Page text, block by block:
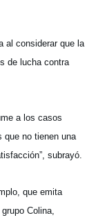
al considerar que la
de lucha contra
a los casos
que no tienen una
subrayó.
que emita
Colina,